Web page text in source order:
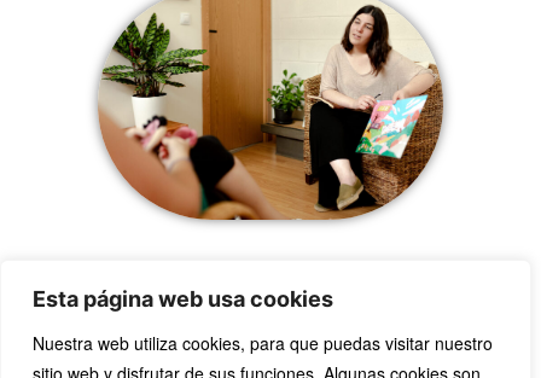
Esta página web usa cookies
Nuestra web utiliza cookies, para que puedas visitar nuestro
sitio web y disfrutar de sus funciones. Algunas cookies son